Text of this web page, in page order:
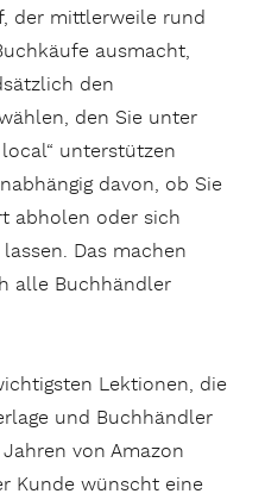
der mittlerweile rund
ausmacht,
den
den Sie unter
unterstützen
davon, ob Sie
abholen oder sich
Das machen
alle Buchhändler
Lektionen, die
und Buchhändler
von Amazon
Kunde wünscht eine